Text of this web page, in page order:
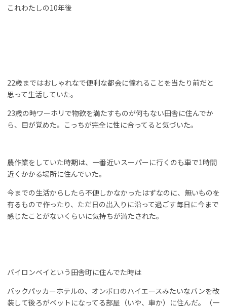
これわたしの10年後
22歳まではおしゃれなで便利な都会に憧れることを当たり前だと
思って生活していた。
23歳の時ワーホリで物欲を満たすものが何もない田舎に住んでか
ら、目が覚めた。こっちが完全に性に合ってると気づいた。
農作業をしていた時期は、一番近いスーパーに行くのも車で1時間
近くかかる場所に住んでいた。
今までの生活からしたら不便しかなかったはずなのに、無いものを
有るもので作ったり、ただ日の出入りに沿って過ごす毎日に今まで
感じたことがないくらいに気持ちが満たされた。
バイロンベイという田舎町に住んでた時は
バックパッカーホテルの、オンボロのハイエースみたいなバンを改
装して後ろがベットになってる部屋（いや、車か）に住んだ。（一